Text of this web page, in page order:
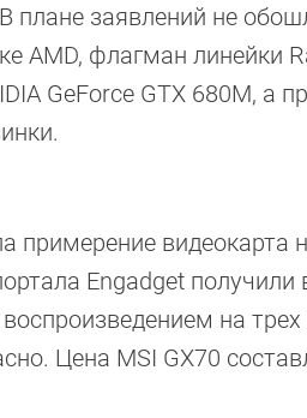
заявлений не
AMD, флагман линейки
GeForce GTX 680M, а
видеокарта
Engadget
на
Цена MSI GX70